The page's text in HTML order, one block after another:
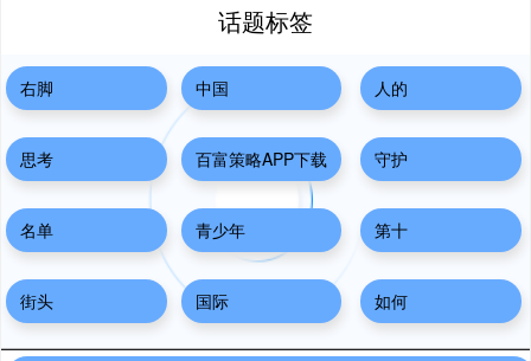
话题标签
右脚 中国 人的
思考 百富策略APP下载 守护
名单 青少年 第十
街头 国际 如何